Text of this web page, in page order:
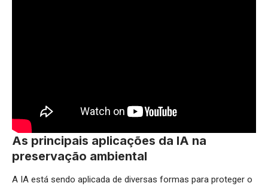
As principais aplicações da IA na
preservação ambiental
A IA está sendo aplicada de diversas formas para proteger o